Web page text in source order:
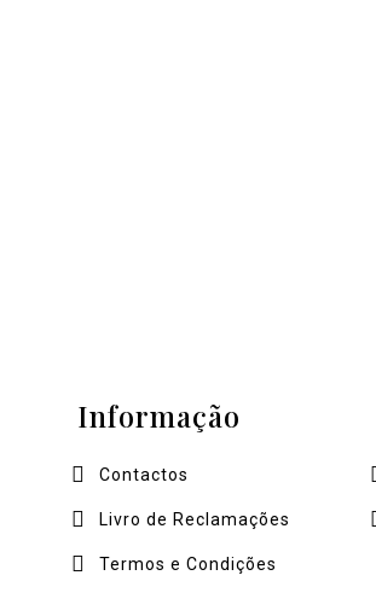
Informação
Contactos
Livro de Reclamações
Termos e Condições